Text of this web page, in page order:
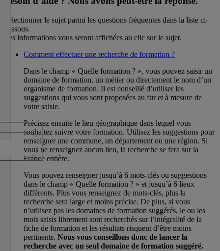
Sélectionner le sujet parmi les questions fréquentes dans la liste ci-
dessous.
Les informations vous seront affichées au clic sur le sujet.
Comment effectuer une recherche de formation ?
Dans le champ « Quelle formation ? », vous pouvez saisir un
domaine de formation, un métier ou directement le nom d’un
organisme de formation. Il est conseillé d’utiliser les
suggestions qui vous sont proposées au fur et à mesure de
votre saisie.
Précisez ensuite le lieu géographique dans lequel vous
souhaitez suivre votre formation. Utilisez les suggestions pour
renseigner une commune, un département ou une région. Si
vous ne renseignez aucun lieu, la recherche se fera sur la
France entière.
Vous pouvez renseigner jusqu’à 6 mots-clés ou suggestions
dans le champ « Quelle formation ? » et jusqu’à 6 lieux
différents. Plus vous renseignez de mots-clés, plus la
recherche sera large et moins précise. De plus, si vous
n’utilisez pas les domaines de formation suggérés, le ou les
mots saisis librement sont recherchés sur l’intégralité de la
fiche de formation et les résultats risquent d’être moins
pertinents. Nous vous conseillons donc de lancer la
recherche avec un seul domaine de formation suggéré.